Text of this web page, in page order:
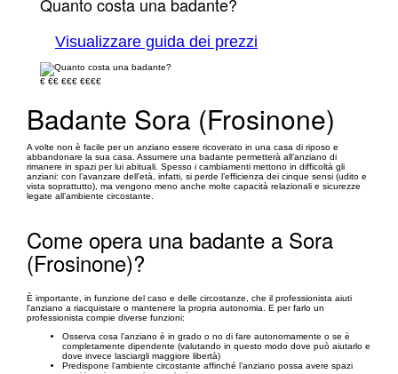
Visualizzare guida dei prezzi
€ €€ €€€ €€€€
Badante Sora (Frosinone)
A volte non è facile per un anziano essere ricoverato in una casa di riposo e
abbandonare la sua casa. Assumere una badante permetterà all’anziano di
rimanere in spazi per lui abituali. Spesso i cambiamenti mettono in difficoltà gli
anziani: con l’avanzare dell'età, infatti, si perde l’efficienza dei cinque sensi (udito e
vista soprattutto), ma vengono meno anche molte capacità relazionali e sicurezze
legate all’ambiente circostante.
Come opera una badante a Sora
(Frosinone)?
È importante, in funzione del caso e delle circostanze, che il professionista aiuti
l'anziano a riacquistare o mantenere la propria autonomia. E per farlo un
professionista compie diverse funzioni:
Osserva cosa l’anziano è in grado o no di fare autonomamente o se è
completamente dipendente (valutando in questo modo dove può aiutarlo e
dove invece lasciargli maggiore libertà)
Predispone l’ambiente circostante affinché l’anziano possa avere spazi